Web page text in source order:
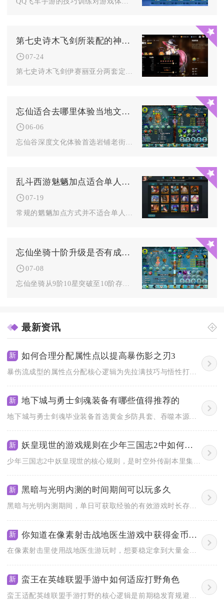
第七史诗木飞剑所装配的神器是什么
07-24
第七史诗木飞剑伊赛丽亚分两套定位配置，输出向毕业神器为星辰之...
忘仙适合去哪里体验当地文化有哪些传统节日
06-06
忘仙谷深度文化体验首选岩铺老街、胡氏宗祠与聚仙戏台，核心传统...
乱斗西游魅魉加点适合单人战斗吗
07-19
常规的魍魉加点方式并不适合单人战斗，即便是调整内丹、天赋、装...
忘仙坐骑十阶升级是否有成功率
07-08
忘仙坐骑从9阶10星突破至10阶存在明确的基础成功率机制，并...
最新资讯
新 如何合理分配属性点以提高暴伤影之刃3
新 地下城与勇士剑魂装备有哪些值得推荐的
新 妖皇现世的游戏规则在少年三国志2中如何解读
新 黑暗与光明内测的时间期间可以玩多久
黑暗与光明内测期间，单日可获取经验的有效游戏时长存在上限，每...
新 你知道在像素射击战地医生游戏中获得金币的方法吗
在像素射击里使用战地医生游玩时，想要稳定拿到大量金币，主要依...
新 蛮王在英雄联盟手游中如何适应打野角色